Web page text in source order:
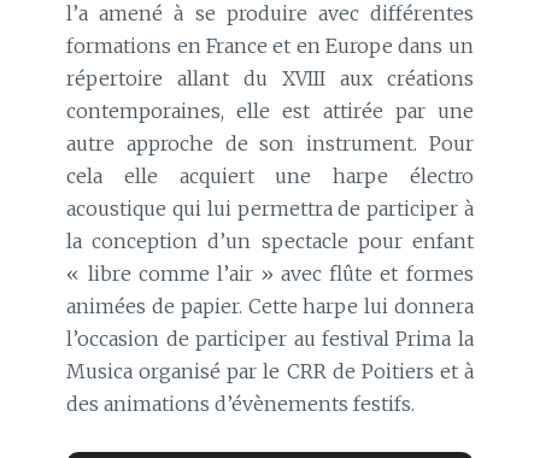
l’a amené à se produire avec différentes
formations en France et en Europe dans un
répertoire allant du XVIII aux créations
contemporaines, elle est attirée par une
autre approche de son instrument. Pour
cela elle acquiert une harpe électro
acoustique qui lui permettra de participer à
la conception d’un spectacle pour enfant
« libre comme l’air » avec flûte et formes
animées de papier. Cette harpe lui donnera
l’occasion de participer au festival Prima la
Musica organisé par le CRR de Poitiers et à
des animations d’évènements festifs.